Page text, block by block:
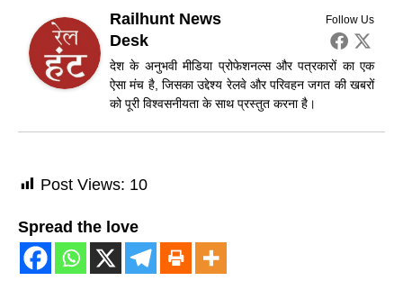
Follow Us
Railhunt News
Desk
देश के अनुभवी मीडिया प्रोफेशनल्स और पत्रकारों का एक
ऐसा मंच है, जिसका उद्देश्य रेलवे और परिवहन जगत की खबरों
को पूरी विश्वसनीयता के साथ प्रस्तुत करना है।
Post Views: 10
Spread the love